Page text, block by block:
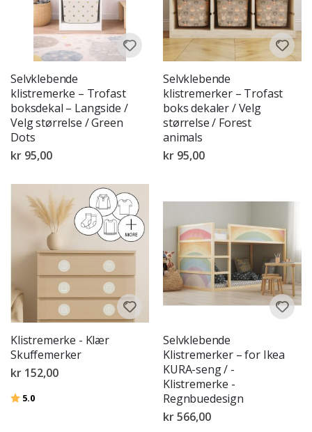
Selvklebende
klistremerke – Trofast
boksdekal – Langside /
Velg størrelse / Green
Dots
kr 95,00
Selvklebende
klistremerker – Trofast
boks dekaler / Velg
størrelse / Forest
animals
kr 95,00
Klistremerke - Klær
Skuffemerker
kr 152,00
Karakter:
5.0
Selvklebende
Klistremerker – for Ikea
KURA-seng / -
Klistremerke -
Regnbuedesign
kr 566,00